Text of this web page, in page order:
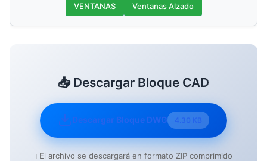
VENTANAS Ventanas Alzado
📥 Descargar Bloque CAD
Descargar Bloque DWG 4.30 KB
ℹ️ El archivo se descargará en formato ZIP comprimido